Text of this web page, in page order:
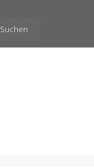
Suchen